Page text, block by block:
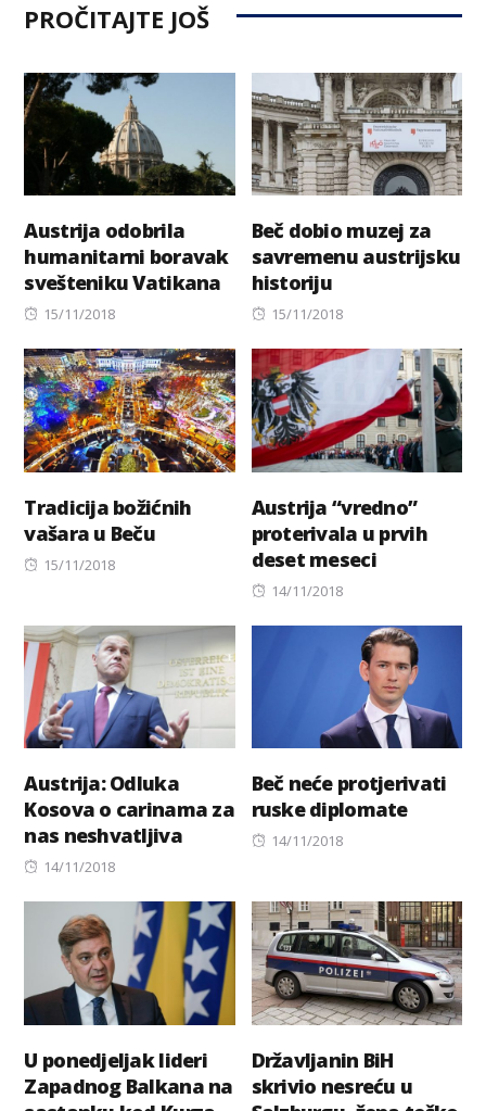
PROČITAJTE JOŠ
Austrija odobrila
humanitarni boravak
svešteniku Vatikana
Posted
15/11/2018
Beč dobio muzej za
savremenu austrijsku
historiju
Posted
15/11/2018
Tradicija božićnih
vašara u Beču
Posted
15/11/2018
Austrija “vredno”
proterivala u prvih
deset meseci
Posted
14/11/2018
Austrija: Odluka
Kosova o carinama za
nas neshvatljiva
Posted
14/11/2018
Beč neće protjerivati
ruske diplomate
Posted
14/11/2018
U ponedjeljak lideri
Zapadnog Balkana na
Državljanin BiH
skrivio nesreću u